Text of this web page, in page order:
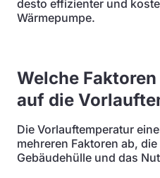
desto effizienter und
Wärmepumpe.
Welche
auf die
Die Vorlauftemperatur
mehreren Faktoren ab,
Gebäudehülle und das